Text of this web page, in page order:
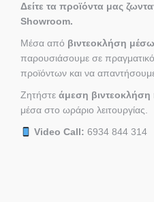
Δείτε τα προϊόντα μας
Showroom.
Μέσα από βιντεοκλήση
παρουσιάσουμε σε
προϊόντων και να
Ζητήστε άμεση βιντεοκλήση
μέσα στο ωράριο λειτουργίας.
Video Call: 6934 844 314